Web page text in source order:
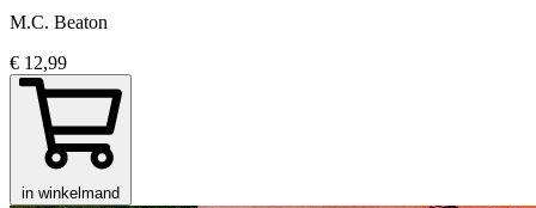
M.C. Beaton
€ 12,99
in winkelmand